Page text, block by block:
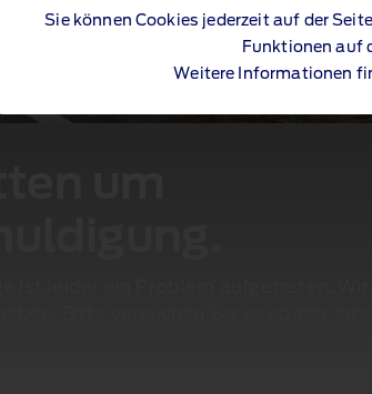
Sie können Cookies jederzeit auf der
Funktionen auf
Weitere Informationen